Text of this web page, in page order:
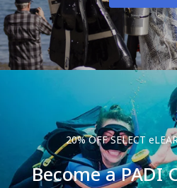
20% OFF SELECT
Become a PADI